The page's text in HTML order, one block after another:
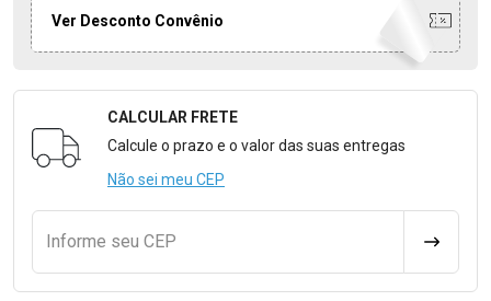
Ver Desconto Convênio
Formulário para Calcular o Frete
CALCULAR FRETE
Calcule o prazo e o valor das suas entregas
Não sei meu CEP
Informe seu CEP